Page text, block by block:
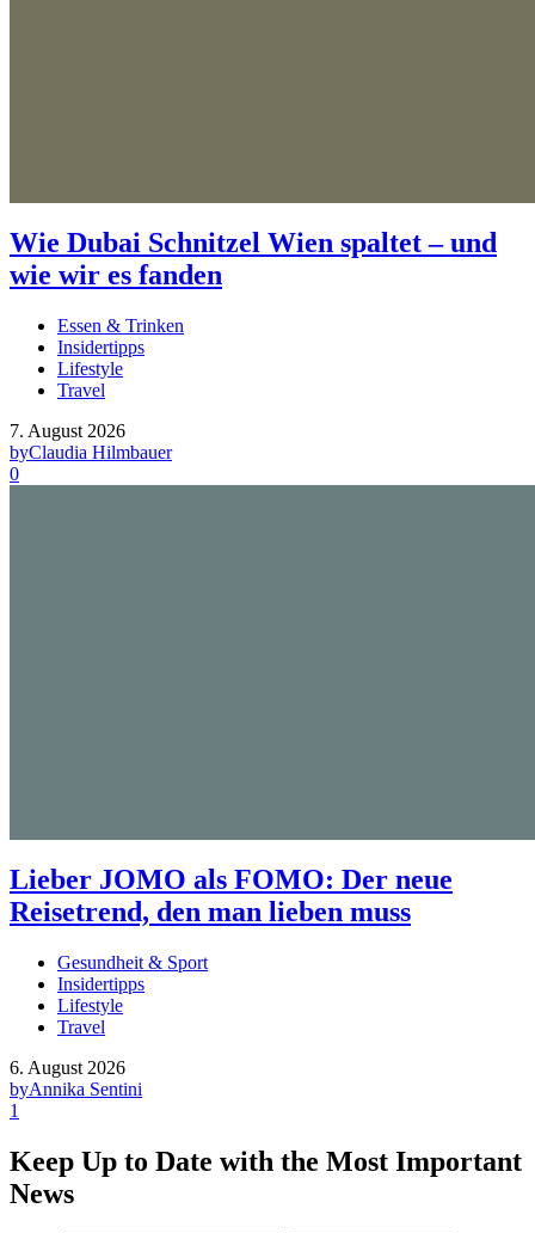
Wie Dubai Schnitzel Wien spaltet – und
wie wir es fanden
Essen & Trinken
Insidertipps
Lifestyle
Travel
7. August 2026
byClaudia Hilmbauer
0
Lieber JOMO als FOMO: Der neue
Reisetrend, den man lieben muss
Gesundheit & Sport
Insidertipps
Lifestyle
Travel
6. August 2026
byAnnika Sentini
1
Keep Up to Date with the Most Important
News